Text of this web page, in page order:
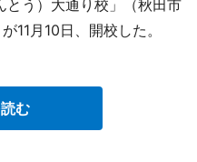
とう）大通り校」（秋田市
月10日、開校した。
む